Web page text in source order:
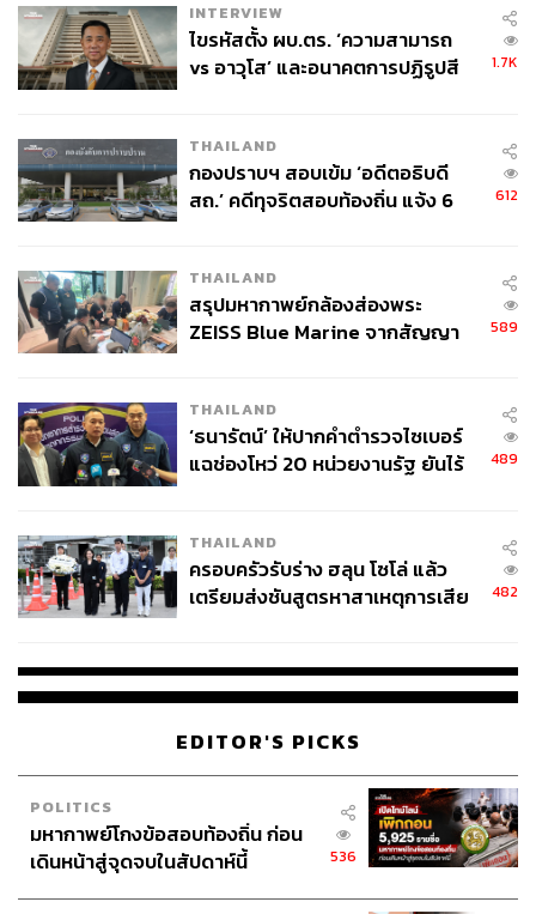
สามารถติดตาม THE STANDARD WEALTH
ผ่านแอปพลิเคชันต่างๆ ที่คุณสะดวกหรือใช้งานอยู่แล้วได้เลย
INTERVIEW
ไขรหัสตั้ง ผบ.ตร. ‘ความสามารถ
vs อาวุโส’ และอนาคตการปฏิรูปสี
1.7K
THAILAND
กองปราบฯ สอบเข้ม ‘อดีตอธิบดี
สถ.’ คดีทุจริตสอบท้องถิ่น แจ้ง 6
612
THAILAND
สรุปมหากาพย์กล้องส่องพระ
ZEISS Blue Marine จากสัญญา
จ่ายหนี้-แอบระบุแบรนด์
589
THAILAND
‘ธนารัตน์’ ให้ปากคำตำรวจไซเบอร์
แฉช่องโหว่ 20 หน่วยงานรัฐ ยันไร้
489
THAILAND
ครอบครัวรับร่าง ฮลุน โซโล่ แล้ว
เตรียมส่งชันสูตรหาสาเหตุการเสีย
482
EDITOR'S PICKS
POLITICS
มหากาพย์โกงข้อสอบท้องถิ่น ก่อน
เดินหน้าสู่จุดจบในสัปดาห์นี้
536